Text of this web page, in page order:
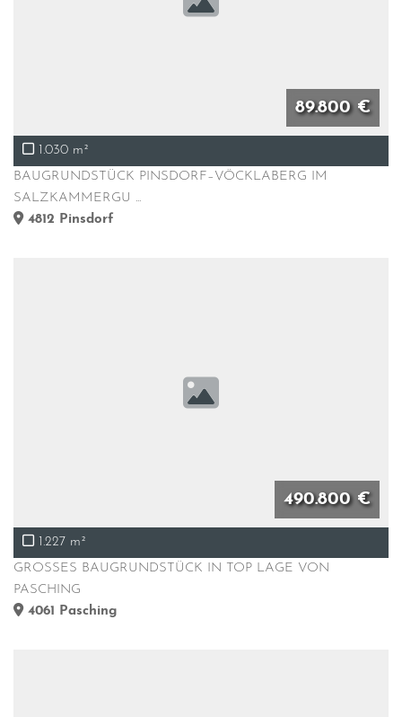
89.800 €
1.030 m²
BAUGRUNDSTÜCK PINSDORF–VÖCKLABERG IM
SALZKAMMERGU ...
4812 Pinsdorf
490.800 €
1.227 m²
GROSSES BAUGRUNDSTÜCK IN TOP LAGE VON
PASCHING
4061 Pasching